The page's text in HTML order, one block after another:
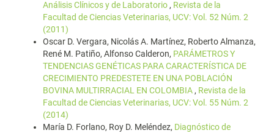
Análisis Clínicos y de Laboratorio , Revista de la
Facultad de Ciencias Veterinarias, UCV: Vol. 52 Núm. 2
(2011)
Oscar D. Vergara, Nicolás A. Martínez, Roberto Almanza,
René M. Patiño, Alfonso Calderon, PARÁMETROS Y
TENDENCIAS GENÉTICAS PARA CARACTERÍSTICA DE
CRECIMIENTO PREDESTETE EN UNA POBLACIÓN
BOVINA MULTIRRACIAL EN COLOMBIA , Revista de la
Facultad de Ciencias Veterinarias, UCV: Vol. 55 Núm. 2
(2014)
María D. Forlano, Roy D. Meléndez, Diagnóstico de